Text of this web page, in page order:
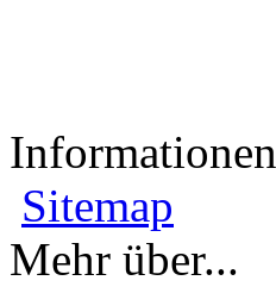
Informationen
Sitemap
Mehr über...